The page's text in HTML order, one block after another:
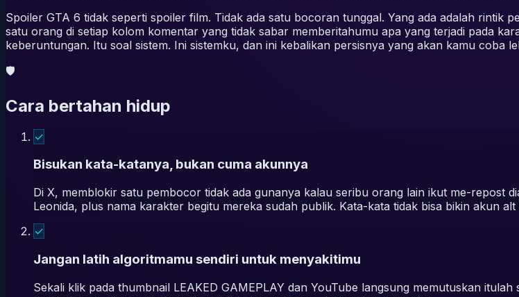
Spoiler GTA 6 tidak seperti spoiler film. Tidak ada satu bocoran tunggal. Yang ada adalah rintik
satu orang di setiap kolom komentar yang tidak sabar memberitahumu apa yang terjadi pada
keberuntungan. Itu soal sistem. Ini sistemku, dan ini kebalikan persisnya yang akan kamu coba
🛡
Cara bertahan hidup
✓
Bisukan kata-katanya, bukan cuma akunnya
Di X, memblokir satu pembocor tidak ada gunanya kalau seribu orang lain ikut me-repost
Leonida, plus nama karakter begitu mereka sudah publik. Kata-kata tidak bisa bikin akun alt
✓
Jangan latih algoritmamu sendiri untuk menyakitimu
Sekali klik pada thumbnail LEAKED GAMEPLAY dan YouTube langsung memutuskan